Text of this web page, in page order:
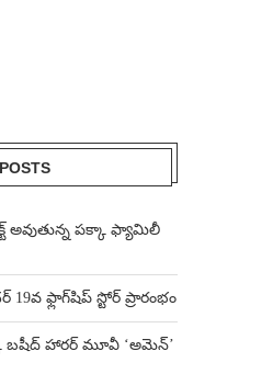
అవుతున్న పక్కా ఫ్యామిలీ
ఫ్లాగ్‌షిప్ స్టోర్ ప్రారంభం
బషీద్‌ హారర్ మూవీ ‘అమెన్’